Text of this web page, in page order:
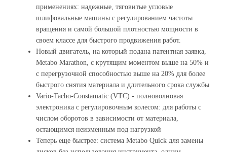
применениях: надежные, тяговитые угловые
шлифовальные машины с регулированием частоты
вращения и самой большой плотностью мощности в
своем классе для быстрого продвижения работ.
Новый двигатель, на который подана патентная заявка,
Metabo Marathon, с крутящим моментом выше на 50% и
с перегрузочной способностью выше на 20% для более
быстрого снятия материала и длительного срока службы
Vario-Tacho-Constamatic (VTC) - полноволновая
электроника с регулировочным колесом: для работы с
числом оборотов в зависимости от материала,
остающимся неизменным под нагрузкой
Теперь еще быстрее: система Metabo Quick для замены